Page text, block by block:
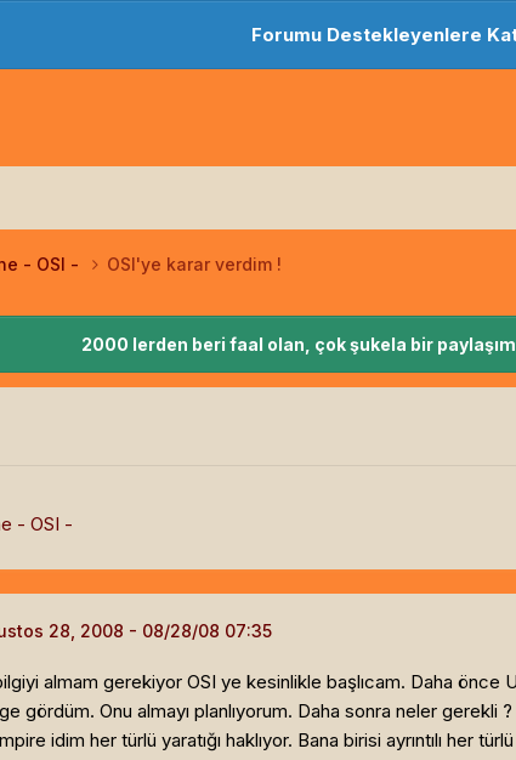
Forumu Destekleyenlere
- OSI - OSI'ye karar verdim !
2000 lerden beri faal olan, çok şukela bir
- OSI -
28, 2008
almam gerekiyor OSI ye kesinlikle başlıcam. Daha
gördüm. Onu almayı planlıyorum. Daha sonra neler gerekli
idim her türlü yaratığı haklıyor. Bana birisi ayrıntılı her